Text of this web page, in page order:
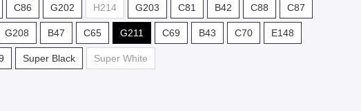
С86 G202 H214 G203 С81 В42 С88 С87
G208 В47 С65 G211 С69 В43 С70 Е148
Super Black Super White